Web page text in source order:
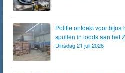
Politie ontdekt voor
spullen in loods aan het
Dinsdag 21 juli 2026